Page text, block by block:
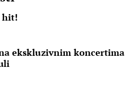
hit!
na ekskluzivnim koncertima